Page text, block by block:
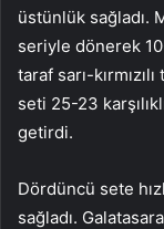
üstünlük sağladı.
seriyle dönerek
taraf sarı-
seti 25-23
getirdi.
Dördüncü sete
sağladı.